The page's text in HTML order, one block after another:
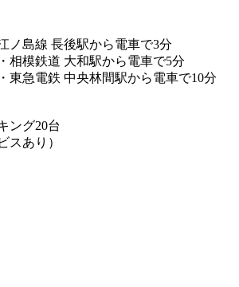
ノ島線 長後駅から電車で3分
相模鉄道 大和駅から電車で5分
東急電鉄 中央林間駅から電車で10分
ング20台
スあり）